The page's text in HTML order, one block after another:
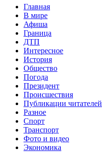
Главная
В мире
Афиша
Граница
ДТП
Интересное
История
Общество
Погода
Президент
Происшествия
Публикации читателей
Разное
Спорт
Транспорт
Фото и видео
Экономика